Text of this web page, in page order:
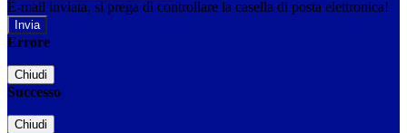
E-mail inviata, si prega di controllare la casella di posta elettronica!
Errore
Chiudi
Successo
Chiudi